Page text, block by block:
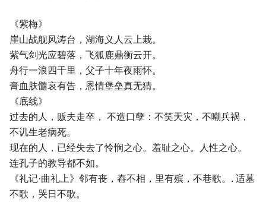
《紫梅》
崖山战舰风涛台，湖海义人云上栽。
紫气剑光应碧落，飞狐鹿鼎衡云开。
舟行一浪四千里，父子十年夜雨怀。
膏血肤髓哀有告，恩情堡垒真无猜。
《底线》
过去的人，贩夫走卒， 不造口孽：不笑天灾，不嘲兵祸，
不讥生老病死。
现在的人，已经失去了怜悯之心。羞耻之心。人性之心。
连孔子的教导都不如。
《礼记·曲礼上》邻有丧，舂不相，里有殡，不巷歌。. 适墓
不歌，哭日不歌。